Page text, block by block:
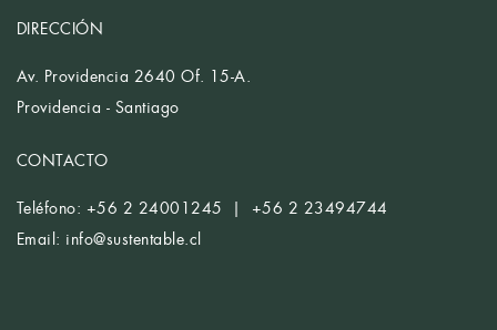
DIRECCIÓN
Av. Providencia 2640 Of. 15-A.
Providencia - Santiago
CONTACTO
Teléfono: +56 2 24001245 | +56 2 23494744
Email: info@sustentable.cl